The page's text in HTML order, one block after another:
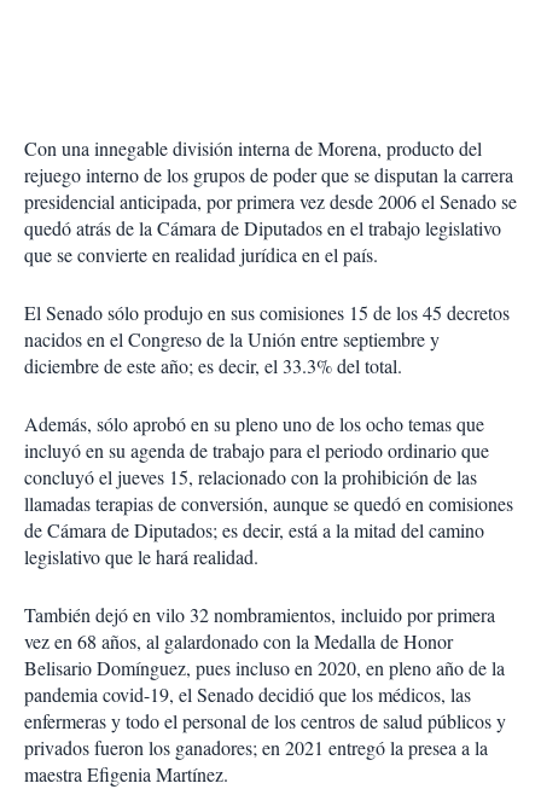
Con una innegable división interna de Morena, producto del
rejuego interno de los grupos de poder que se disputan la carrera
presidencial anticipada, por primera vez desde 2006 el Senado se
quedó atrás de la Cámara de Diputados en el trabajo legislativo
que se convierte en realidad jurídica en el país.
El Senado sólo produjo en sus comisiones 15 de los 45 decretos
nacidos en el Congreso de la Unión entre septiembre y
diciembre de este año; es decir, el 33.3% del total.
Además, sólo aprobó en su pleno uno de los ocho temas que
incluyó en su agenda de trabajo para el periodo ordinario que
concluyó el jueves 15, relacionado con la prohibición de las
llamadas terapias de conversión, aunque se quedó en comisiones
de Cámara de Diputados; es decir, está a la mitad del camino
legislativo que le hará realidad.
También dejó en vilo 32 nombramientos, incluido por primera
vez en 68 años, al galardonado con la Medalla de Honor
Belisario Domínguez, pues incluso en 2020, en pleno año de la
pandemia covid-19, el Senado decidió que los médicos, las
enfermeras y todo el personal de los centros de salud públicos y
privados fueron los ganadores; en 2021 entregó la presea a la
maestra Efigenia Martínez.